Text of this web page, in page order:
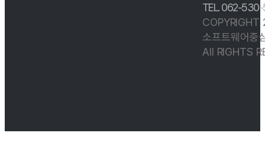
TEL. 062-
COPYRIGHT
소프트웨어중
All RIGHTS